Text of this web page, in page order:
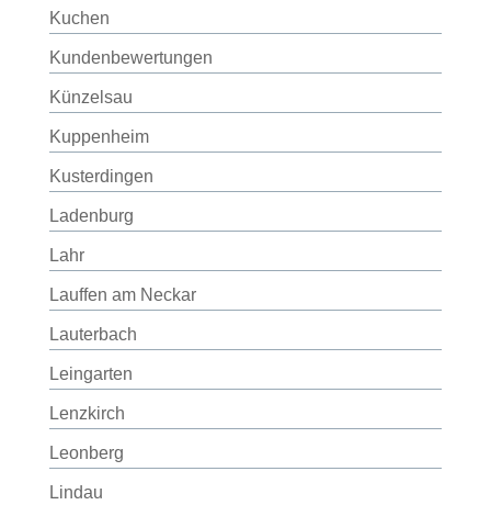
Kuchen
Kundenbewertungen
Künzelsau
Kuppenheim
Kusterdingen
Ladenburg
Lahr
Lauffen am Neckar
Lauterbach
Leingarten
Lenzkirch
Leonberg
Lindau